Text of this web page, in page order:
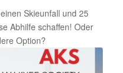
Skieunfall und 25
Abhilfe schaffen! Oder
Option?